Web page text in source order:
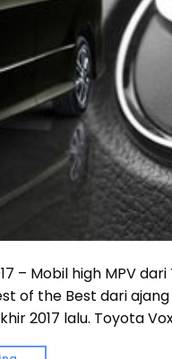
– Mobil high MPV
of the Best dari ajang
2017 lalu. Toyota